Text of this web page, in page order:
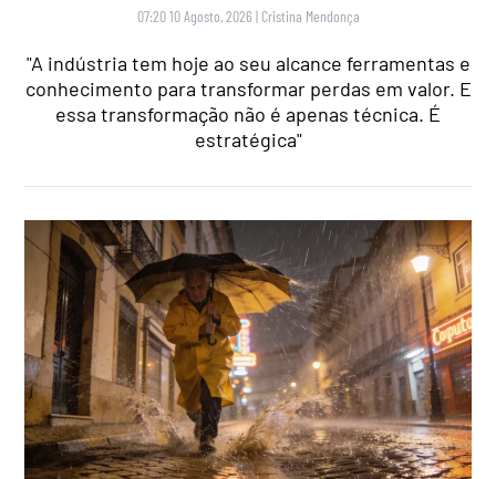
07:20 10 Agosto, 2026 | Cristina Mendonça
"A indústria tem hoje ao seu alcance ferramentas e
conhecimento para transformar perdas em valor. E
essa transformação não é apenas técnica. É
estratégica"